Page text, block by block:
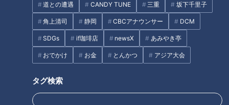
道との遭遇 CANDY TUNE 三重 坂下千里子
角上清司 静岡 CBCアナウンサー DCM
SDGs if珈琲店 newsX あみやき亭
おでかけ お金 とんかつ アジア大会
タグ検索
大阪市役所付近を流れる堂島川の北側には、「しじみばし」と
書かれた石碑が建物の角に埋め込まれた姿で残されています。
江戸時代、船を通すために堂島川から分かれて「蜆川」が造ら
れ、「しじみばし」が架けられていたそう。蜆がよく獲れたこ